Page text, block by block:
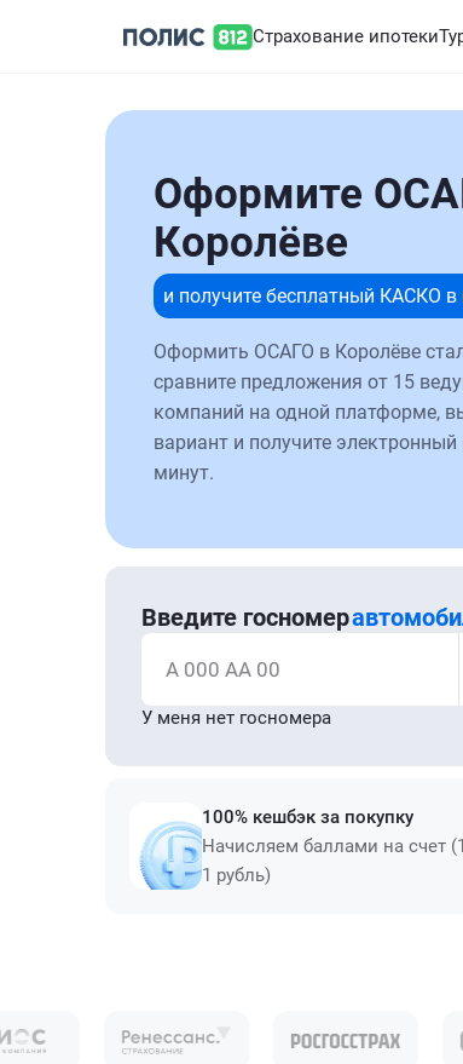
Страхование ипотеки
Оформите
Королёве
и получите бесплатный КАСКО в
Оформить ОСАГО в Королёве
сравните предложения от 15
компаний на одной платформе,
вариант и получите электронный
минут.
Введите госномер
А 000 АА 00
У меня нет госномера
100% кешбэк за покупку
Начисляем баллами на счет
1 рубль)